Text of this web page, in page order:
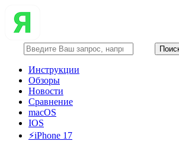
Инструкции
Обзоры
Новости
Сравнение
macOS
IOS
⚡️iPhone 17